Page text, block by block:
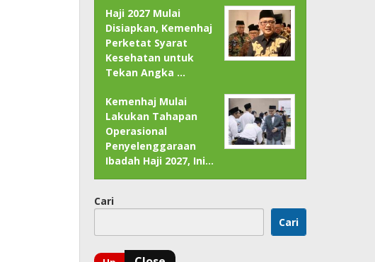
Haji 2027 Mulai
Disiapkan, Kemenhaj
Perketat Syarat
Kesehatan untuk
Tekan Angka …
Kemenhaj Mulai
Lakukan Tahapan
Operasional
Penyelenggaraan
Ibadah Haji 2027, Ini…
Cari
Cari